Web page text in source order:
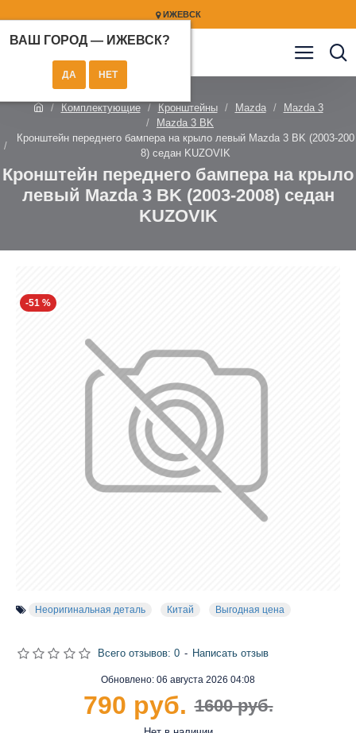
ИЖЕВСК
ВАШ ГОРОД — ИЖЕВСК?
Комплектующие Кронштейны Mazda
Mazda 3
Mazda 3 BK
Кронштейн переднего бампера на крыло левый Mazda 3 BK (2003-200
8) седан KUZOVIK
Кронштейн переднего бампера на крыло
левый Mazda 3 BK (2003-2008) седан
KUZOVIK
-51 %
Неоригинальная деталь Китай Выгодная цена
Обновлено: 06 августа 2026 04:08
Всего отзывов: 0 - Написать отзыв
1600 руб.
790 руб.